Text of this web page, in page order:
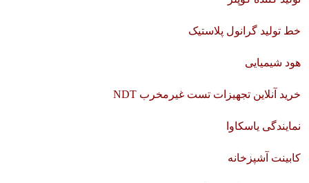
خط تولید گرانول پلاستیک
هود شیمیایی
خرید آنلاین تجهیزات تست غیرمخرب NDT
نمایندگی یاسکاوا
کابینت آشپزخانه